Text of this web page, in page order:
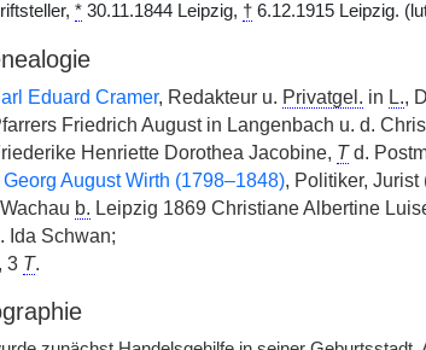
*30.11.1844 Leipzig, †6.12.1915 Leipzig.
Eduard Cramer, Redakteur u. Privatgel. in L.,
Friedrich August in Langenbach u. d.
Henriette Dorothea Jacobine, Td.
Georg August Wirth (1798–1848), Politiker, Jurist
Wachau b. Leipzig 1869 Christiane Albertine
Ida Schwan;
3 T.